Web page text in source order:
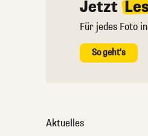
Jetzt
Für jedes Foto
So geht's
Aktuelles